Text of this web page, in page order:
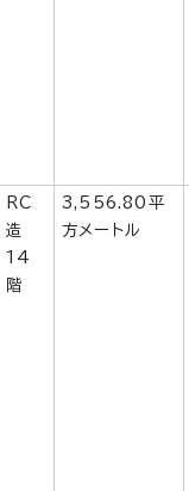
RC
造
14
階
3,556.80平
方メートル